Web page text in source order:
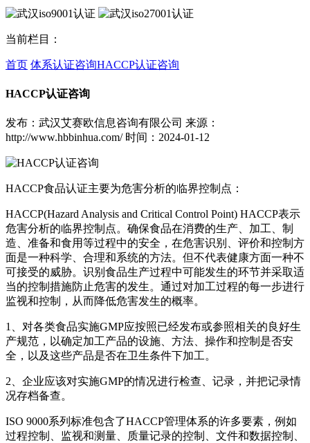
当前栏目：
首页 体系认证咨询HACCP认证咨询
HACCP认证咨询
发布：武汉艾赛欧信息咨询有限公司 来源：
http://www.hbbinhua.com/ 时间：2024-01-12
HACCP食品认证主要为危害分析的临界控制点：
HACCP(Hazard Analysis and Critical Control Point) HACCP表示
危害分析的临界控制点。确保食品在消费的生产、加工、制
造、准备和食用等过程中的安全，在危害识别、评价和控制方
面是一种科学、合理和系统的方法。但不代表健康方面一种不
可接受的威胁。识别食品生产过程中可能发生的环节并采取适
当的控制措施防止危害的发生。通过对加工过程的每一步进行
监视和控制，从而降低危害发生的概率。
1、对各类食品实施GMP应按照已经发布或参照相关的良好生
产规范，以确定加工产品的设施、方法、操作和控制是否安
全，以及这些产品是否在卫生条件下加工。
2、企业应该对实施GMP的情况进行检查、记录，并把记录情
况存档备查。
ISO 9000系列标准包含了HACCP管理体系的许多要素，例如
过程控制、监视和测量、质量记录的控制、文件和数据控制、